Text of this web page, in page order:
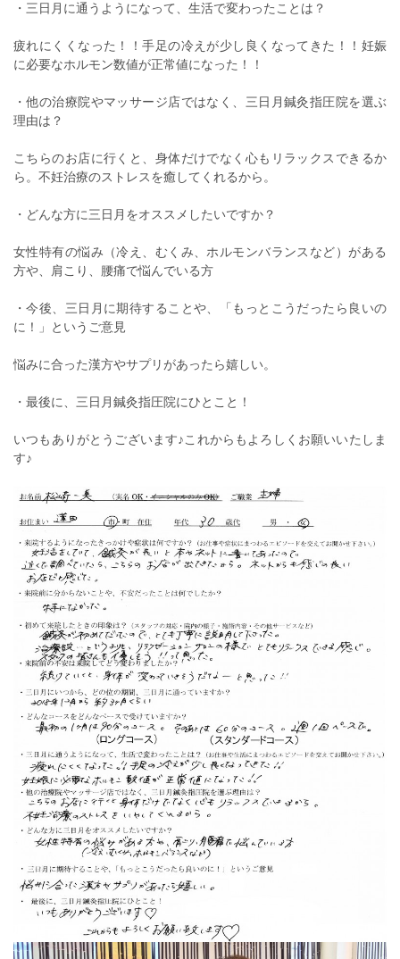
・三日月に通うようになって、生活で変わったことは？
疲れにくくなった！！手足の冷えが少し良くなってきた！！妊娠
に必要なホルモン数値が正常値になった！！
・他の治療院やマッサージ店ではなく、三日月鍼灸指圧院を選ぶ
理由は？
こちらのお店に行くと、身体だけでなく心もリラックスできるか
ら。不妊治療のストレスを癒してくれるから。
・どんな方に三日月をオススメしたいですか？
女性特有の悩み（冷え、むくみ、ホルモンバランスなど）がある
方や、肩こり、腰痛で悩んでいる方
・今後、三日月に期待することや、「もっとこうだったら良いの
に！」というご意見
悩みに合った漢方やサプリがあったら嬉しい。
・最後に、三日月鍼灸指圧院にひとこと！
いつもありがとうございます♪これからもよろしくお願いいたしま
す♪